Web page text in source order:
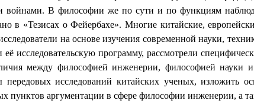
войнами. В философии же по сути и по функциям
в «Тезисах о Фейербахе». Многие китайские,
на основе изучения современной науки,
программу, рассмотрели
между философией инженерии, философией науки
исследований китайских ученых, изложить
аргументации в сфере философии инженерии, а